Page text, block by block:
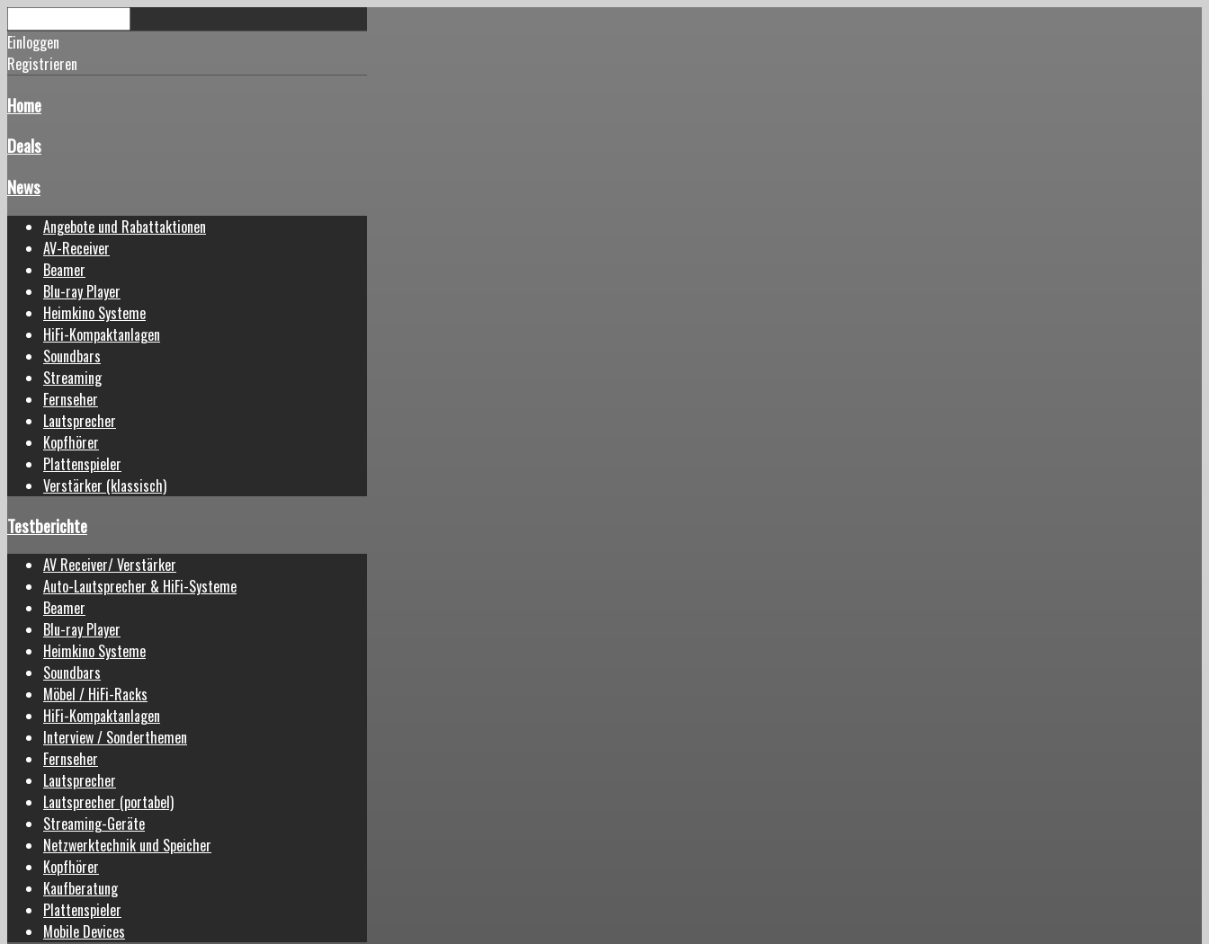
Einloggen
Registrieren
Home
Deals
News
Angebote und Rabattaktionen
AV-Receiver
Beamer
Blu-ray Player
Heimkino Systeme
HiFi-Kompaktanlagen
Soundbars
Streaming
Fernseher
Lautsprecher
Kopfhörer
Plattenspieler
Verstärker (klassisch)
Testberichte
AV Receiver/ Verstärker
Auto-Lautsprecher & HiFi-Systeme
Beamer
Blu-ray Player
Heimkino Systeme
Soundbars
Möbel / HiFi-Racks
HiFi-Kompaktanlagen
Interview / Sonderthemen
Fernseher
Lautsprecher
Lautsprecher (portabel)
Streaming-Geräte
Netzwerktechnik und Speicher
Kopfhörer
Kaufberatung
Plattenspieler
Mobile Devices